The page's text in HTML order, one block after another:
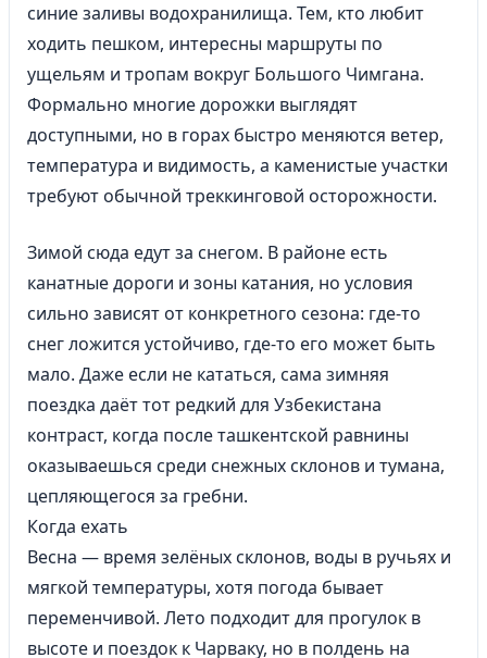
синие заливы водохранилища. Тем, кто любит
ходить пешком, интересны маршруты по
ущельям и тропам вокруг Большого Чимгана.
Формально многие дорожки выглядят
доступными, но в горах быстро меняются ветер,
температура и видимость, а каменистые участки
требуют обычной треккинговой осторожности.
Зимой сюда едут за снегом. В районе есть
канатные дороги и зоны катания, но условия
сильно зависят от конкретного сезона: где-то
снег ложится устойчиво, где-то его может быть
мало. Даже если не кататься, сама зимняя
поездка даёт тот редкий для Узбекистана
контраст, когда после ташкентской равнины
оказываешься среди снежных склонов и тумана,
цепляющегося за гребни.
Когда ехать
Весна — время зелёных склонов, воды в ручьях и
мягкой температуры, хотя погода бывает
переменчивой. Лето подходит для прогулок в
высоте и поездок к Чарваку, но в полдень на